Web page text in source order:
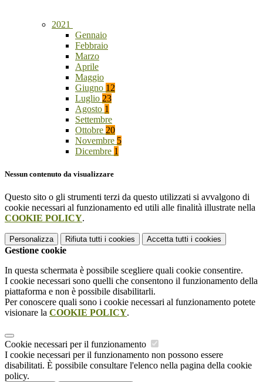
2021
Gennaio
Febbraio
Marzo
Aprile
Maggio
Giugno 12
Luglio 23
Agosto 1
Settembre
Ottobre 20
Novembre 5
Dicembre 1
Nessun contenuto da visualizzare
Questo sito o gli strumenti terzi da questo utilizzati si avvalgono di
cookie necessari al funzionamento ed utili alle finalità illustrate nella
COOKIE POLICY.
Personalizza Rifiuta tutti i cookies Accetta tutti i cookies
Gestione cookie
In questa schermata è possibile scegliere quali cookie consentire.
I cookie necessari sono quelli che consentono il funzionamento della
piattaforma e non è possibile disabilitarli.
Per conoscere quali sono i cookie necessari al funzionamento potete
visionare la COOKIE POLICY.
Cookie necessari per il funzionamento
I cookie necessari per il funzionamento non possono essere
disabilitati. È possibile consultare l'elenco nella pagina della cookie
policy.